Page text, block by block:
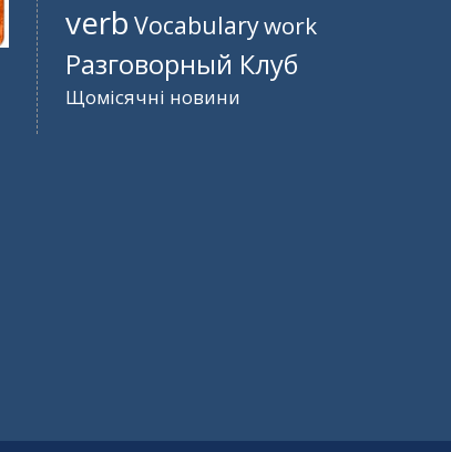
verb Vocabularywork
Разговорный Клуб
Щомісячні новини